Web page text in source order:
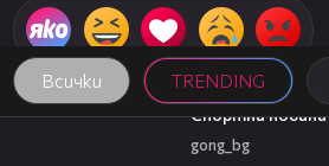
Всички TRENDING
04:09
Спортни новини
gong_bg